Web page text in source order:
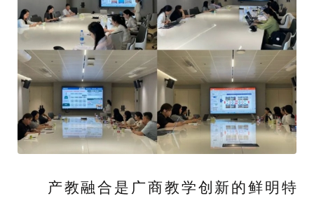
产教融合是广商教学创新的鲜明特